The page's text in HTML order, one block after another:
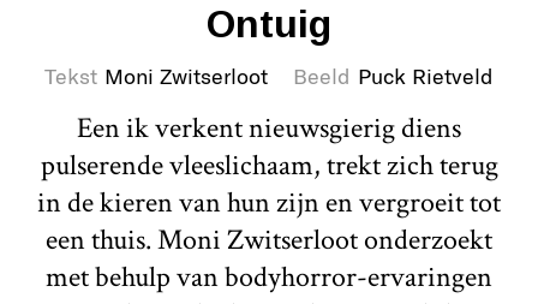
Ontuig
Tekst Moni Zwitserloot Beeld Puck Rietveld
Een ik verkent nieuwsgierig diens
pulserende vleeslichaam, trekt zich terug
in de kieren van hun zijn en vergroeit tot
een thuis. Moni Zwitserloot onderzoekt
met behulp van bodyhorror-ervaringen